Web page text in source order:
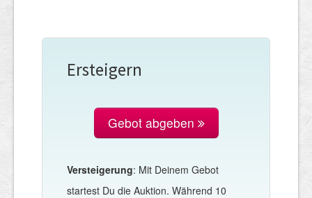
Ersteigern
Gebot abgeben
Versteigerung: Mit Deinem Gebot
startest Du die Auktion. Während 10